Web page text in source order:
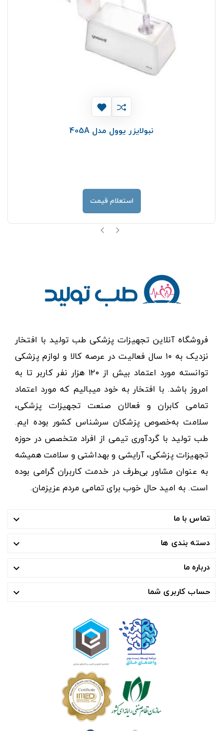
نبولایزر یوول مدل 405A
استعلام قیمت
فروشگاه آنلاین تجهیزات پزشکی طب تولید با افتخار
نزدیک به ۱۰ سال فعالیت در عرصه کالا و لوازم پزشکی
توانسته مورد اعتماد بیش از ۱۲۰ هزار نفر کاربر تا به
امروز باشد. با افتخار به خود میبالیم که مورد اعتماد
تمامی کابران و فعالان صنعت تجهیزات پزشکی،
سلامت به‌خصوص پزشکان سرشناس کشور بوده ایم.
طب تولید با گردآوری تیمی از افراد متخصص در حوزه
تجهیزات پزشکی، آرایشی و بهداشتی و سلامت همیشه
به عنوان مشاور بی‌طرف در خدمت کاربران گرامی بوده
است. به امید حال خوب برای تمامی مردم عزیزمان.
تماس با ما 
دسته بندی ها 
درباره ما 
حساب کاربری شما 